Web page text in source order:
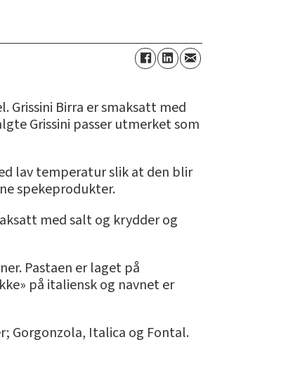
Grissini Birra er smaksatt med
Grissini passer utmerket som
lav temperatur slik at den blir
spekeprodukter.
med salt og krydder og
Pastaen er laget på
på italiensk og navnet er
Gorgonzola, Italica og Fontal.